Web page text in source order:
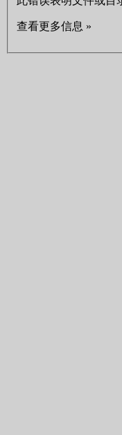
查看更多信息 »